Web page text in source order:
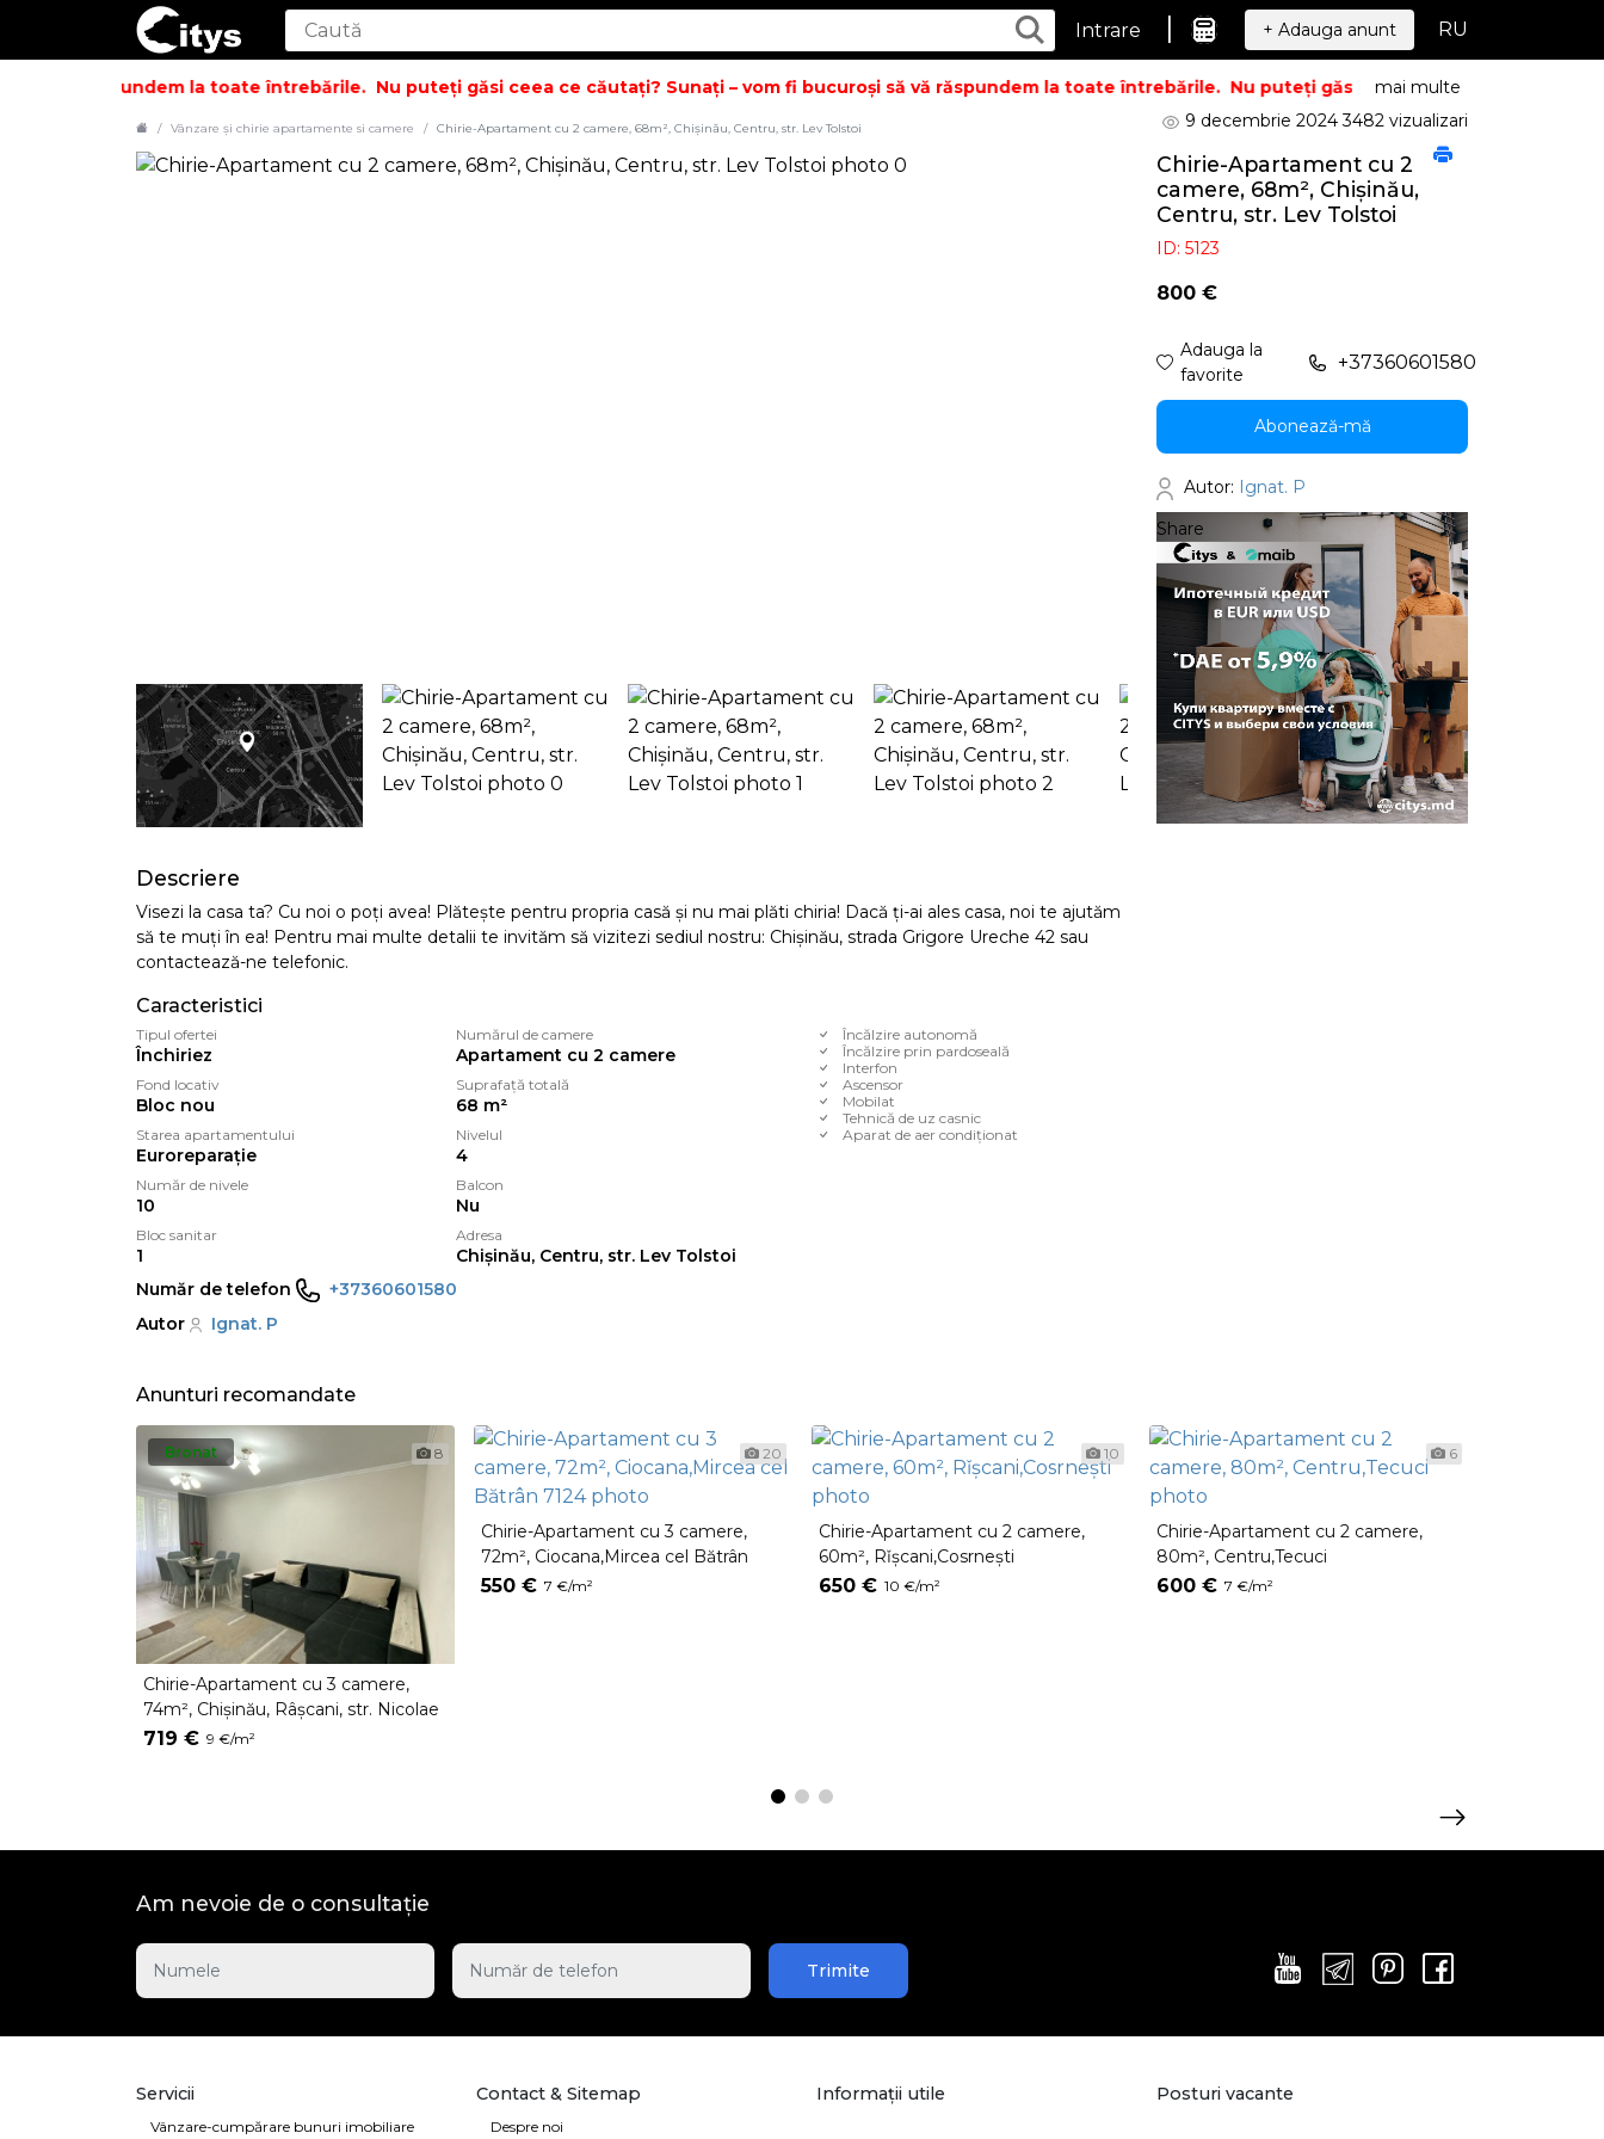
Intrare | + Adauga anunt RU
să vă răspundem la toate întrebările. Nu puteți găsi ceea ce căutați? Sunați – vom fi bucuroși să vă răspundem la toate întrebările. Nu puteți găsi ceea ce căutați? Sunați –
mai multe
Vânzare și chirie apartamente si camere Chirie-Apartament cu 2 camere, 68m², Chișinău, Centru, str. Lev Tolstoi
Descriere
Visezi la casa ta? Cu noi o poți avea! Plăteşte pentru propria casă și nu mai plăti chiria! Dacă ți-ai ales casa, noi te ajutăm
să te muți în ea! Pentru mai multe detalii te invităm să vizitezi sediul nostru: Chișinău, strada Grigore Ureche 42 sau
contactează-ne telefonic.
Caracteristici
Tipul ofertei
Închiriez
Numărul de camere
Apartament cu 2 camere
Fond locativ
Bloc nou
Suprafață totală
68 m²
Starea apartamentului
Euroreparație
Nivelul
4
Număr de nivele
10
Balcon
Nu
Bloc sanitar
1
Adresa
Chișinău, Centru, str. Lev Tolstoi
Număr de telefon
+37360601580
Autor
Ignat. P
Încălzire autonomă
Încălzire prin pardoseală
Interfon
Ascensor
Mobilat
Tehnică de uz casnic
Aparat de aer condiționat
9 decembrie 20243482 vizualizari
Chirie-Apartament cu 2
camere, 68m², Chișinău,
Centru, str. Lev Tolstoi
ID: 5123
800 €
Adauga la
favorite
+37360601580
Abonează-mă
Autor: Ignat. P
Share
Anunturi recomandate
8
Bronat
Chirie-Apartament cu 3 camere,
74m², Chișinău, Râșcani, str. Nicolae
Dimo
719 € 9 €/m²
20
Chirie-Apartament cu 3 camere,
72m², Ciocana,Mircea cel Bătrân
7124
550 € 7 €/m²
10
Chirie-Apartament cu 2 camere,
60m², Rǐșcani,Cosrnești
650 € 10 €/m²
6
Chirie-Apartament cu 2 camere,
80m², Centru,Tecuci
600 € 7 €/m²
Am nevoie de o consultație
Trimite
Servicii
Vânzare-cumpărare bunuri imobiliare
Contact & Sitemap
Despre noi
Informații utile Posturi vacante